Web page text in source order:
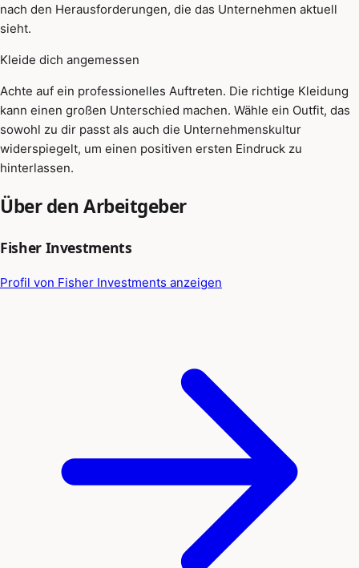
nach den Herausforderungen, die das Unternehmen aktuell
sieht.
Kleide dich angemessen
Achte auf ein professionelles Auftreten. Die richtige Kleidung
kann einen großen Unterschied machen. Wähle ein Outfit, das
sowohl zu dir passt als auch die Unternehmenskultur
widerspiegelt, um einen positiven ersten Eindruck zu
hinterlassen.
Über den Arbeitgeber
Fisher Investments
Profil von Fisher Investments anzeigen